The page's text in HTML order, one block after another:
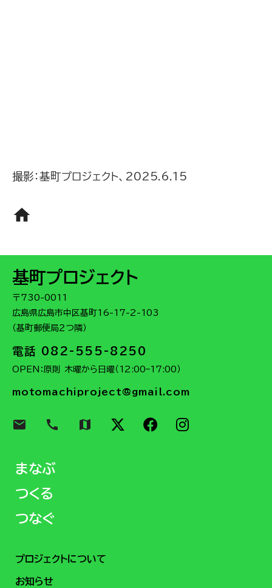
撮影：基町プロジェクト、2025.6.15
home
基町プロジェクト
〒730-0011
広島県広島市中区基町16-17-2-103
（基町郵便局２つ隣）
電話 082-555-8250
OPEN：原則 木曜から日曜（12:00–17:00）
motomachiproject@gmail.com
email call map
まなぶ
つくる
つなぐ
プロジェクトについて
お知らせ